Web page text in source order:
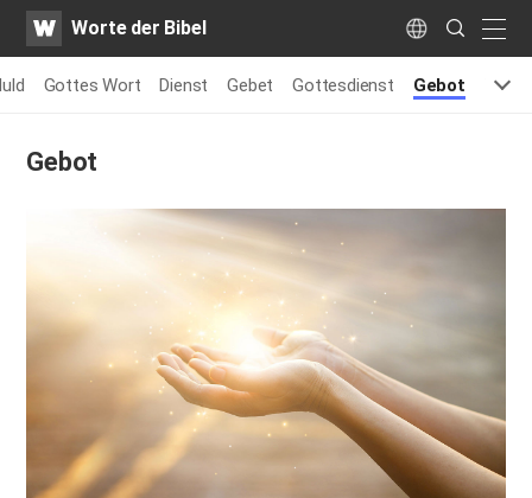
WATVWorte der Bibel Language
Search
Submit
Gottes Wort Dienst Gebet Gottesdienst Gebot Worte
Gebot